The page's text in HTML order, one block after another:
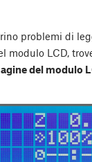
problemi di
modulo LCD,
del modulo